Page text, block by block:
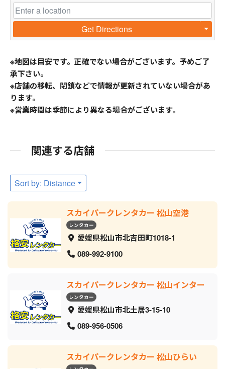
Get Directions
※地図は目安です。正確でない場合がございます。予めご了
承下さい。
※店舗の移転、閉鎖などで情報が更新されていない場合があ
ります。
※営業時間は季節により異なる場合がございます。
関連する店舗
Sort by: Distance
スカイパークレンタカー 松山空港
レンタカー
愛媛県松山市北吉田町1018-1
089-992-9100
スカイパークレンタカー 松山インター
レンタカー
愛媛県松山市北土居3-15-10
089-956-0506
スカイパークレンタカー 松山ひらい